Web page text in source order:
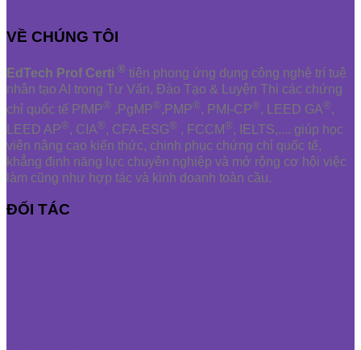
VỀ CHÚNG TÔI
EdTech Prof Certi ® tiên phong ứng dụng công nghệ trí tuệ
nhân tạo AI trong Tư Vấn, Đào Tạo & Luyện Thi các chứng
chỉ quốc tế PfMP® ,PgMP®,PMP®, PMI-CP®, LEED GA®,
LEED AP®, CIA®, CFA-ESG® , FCCM®, IELTS,.... giúp học
viên nâng cao kiến thức, chinh phục chứng chỉ quốc tế,
khẳng định năng lực chuyên nghiệp và mở rộng cơ hội việc
làm cũng như hợp tác và kinh doanh toàn cầu.
ĐỐI TÁC